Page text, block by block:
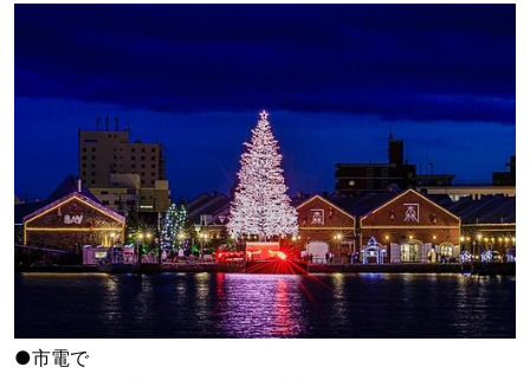
●市電で